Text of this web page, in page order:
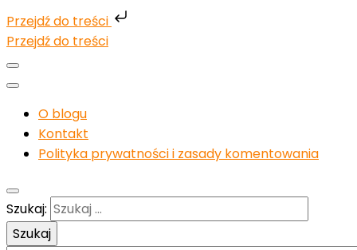
Przejdź do treści
Przejdź do treści
O blogu
Kontakt
Polityka prywatności i zasady komentowania
Szukaj: